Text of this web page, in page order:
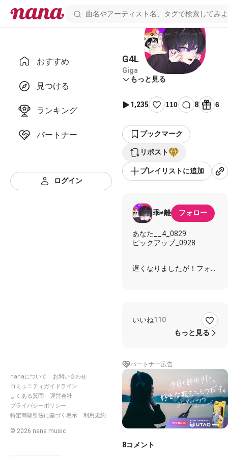
おすすめ
見つける
ランキング
パートナー
ログイン
nanaについて
お問い合わせ
コミュニティガイドライン
よくある質問
運営会社
プライバシーポリシー
特定商取引法に基づく表示
利用規約
© 2026 nana music
G4L
Giga
もっと見る
1,235 110 8 6
ブックマーク
リポスト
プレイリストに追加
乖≠離 フォロー
あなた__4_0829
ピックアップ_0928
遅くなりましたが！フォロ
素敵にMIXをして頂きまし
music.com/users/10376099
lyrics
あれは夢だったって思うこ
でも全然思えないんだけど
いいね110
もっと見る
パートナー広告
8コメント